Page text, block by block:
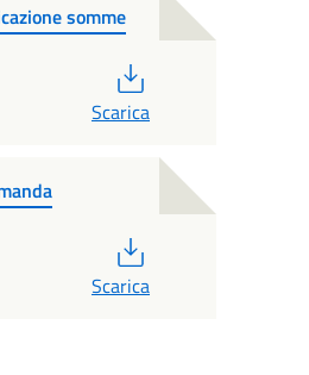
somme
Scarica
Scarica